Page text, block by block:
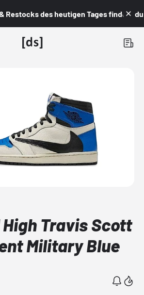
Restocks des heutigen Tages findest du
High Travis Scott
Military Blue